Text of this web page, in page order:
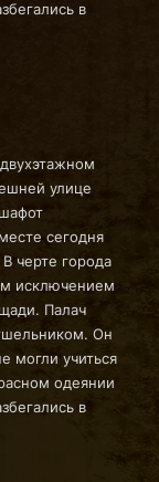
в
улице
сегодня
черте города
исключением
Палач
Он
могли учиться
одеянии
в